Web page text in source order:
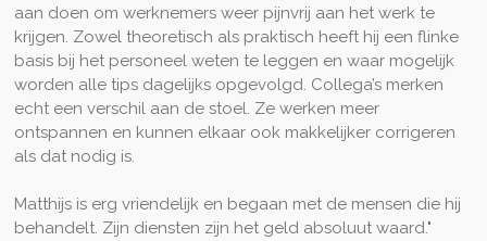
aan doen om werknemers weer pijnvrij aan het werk te
krijgen. Zowel theoretisch als praktisch heeft hij een flinke
basis bij het personeel weten te leggen en waar mogelijk
worden alle tips dagelijks opgevolgd. Collega’s merken
echt een verschil aan de stoel. Ze werken meer
ontspannen en kunnen elkaar ook makkelijker corrigeren
als dat nodig is.
Matthijs is erg vriendelijk en begaan met de mensen die hij
behandelt. Zijn diensten zijn het geld absoluut waard."